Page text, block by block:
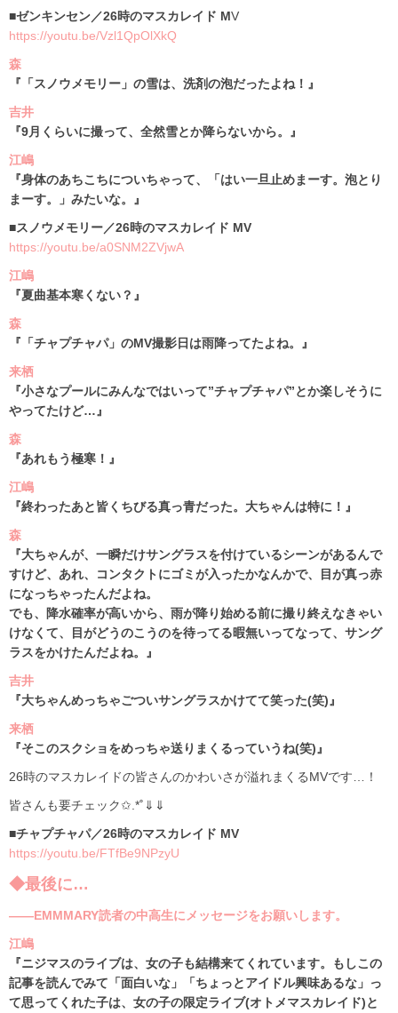
■ゼンキンセン／26時のマスカレイド MV
https://youtu.be/Vzl1QpOlXkQ
森
『「スノウメモリー」の雪は、洗剤の泡だったよね！』
吉井
『9月くらいに撮って、全然雪とか降らないから。』
江嶋
『身体のあちこちについちゃって、「はい一旦止めまーす。泡とり
まーす。」みたいな。』
■スノウメモリー／26時のマスカレイド MV
https://youtu.be/a0SNM2ZVjwA
江嶋
『夏曲基本寒くない？』
森
『「チャプチャパ」のMV撮影日は雨降ってたよね。』
来栖
『小さなプールにみんなではいって”チャプチャパ”とか楽しそうに
やってたけど…』
森
『あれもう極寒！』
江嶋
『終わったあと皆くちびる真っ青だった。大ちゃんは特に！』
森
『大ちゃんが、一瞬だけサングラスを付けているシーンがあるんで
すけど、あれ、コンタクトにゴミが入ったかなんかで、目が真っ赤
になっちゃったんだよね。
でも、降水確率が高いから、雨が降り始める前に撮り終えなきゃい
けなくて、目がどうのこうのを待ってる暇無いってなって、サング
ラスをかけたんだよね。』
吉井
『大ちゃんめっちゃごついサングラスかけてて笑った(笑)』
来栖
『そこのスクショをめっちゃ送りまくるっていうね(笑)』
26時のマスカレイドの皆さんのかわいさが溢れまくるMVです…！
皆さんも要チェック✩.*˚⇓⇓
■チャプチャパ／26時のマスカレイド MV
https://youtu.be/FTfBe9NPzyU
◆最後に…
――EMMMARY読者の中高生にメッセージをお願いします。
江嶋
『ニジマスのライブは、女の子も結構来てくれています。もしこの
記事を読んでみて「面白いな」「ちょっとアイドル興味あるな」っ
て思ってくれた子は、女の子の限定ライブ(オトメマスカレイド)と